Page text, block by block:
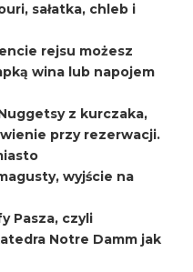
sałatka, chleb i
rejsu możesz
wina lub napojem
z kurczaka,
przy rezerwacji.
wyjście na
Pasza, czyli
Notre Damm jak